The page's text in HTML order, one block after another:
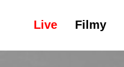
Live Filmy